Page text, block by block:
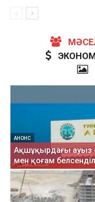
АНОНС
Ақшұқырдағы ауыз
мен қоғам